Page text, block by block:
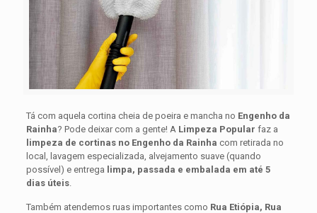
Tá com aquela cortina cheia de poeira e mancha no Engenho da
Rainha? Pode deixar com a gente! A Limpeza Popular faz a
limpeza de cortinas no Engenho da Rainha com retirada no
local, lavagem especializada, alvejamento suave (quando
possível) e entrega limpa, passada e embalada em até 5
dias úteis.
Também atendemos ruas importantes como Rua Etiópia, Rua